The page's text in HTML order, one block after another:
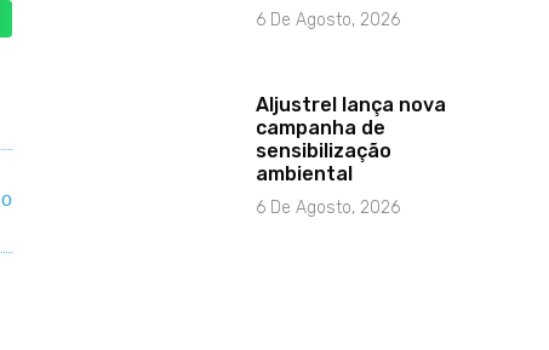
6 De Agosto, 2026
Aljustrel lança nova
campanha de
sensibilização
ambiental
6 De Agosto, 2026